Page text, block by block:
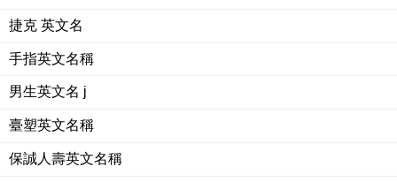
捷克 英文名
手指英文名稱
男生英文名 j
臺塑英文名稱
保誠人壽英文名稱